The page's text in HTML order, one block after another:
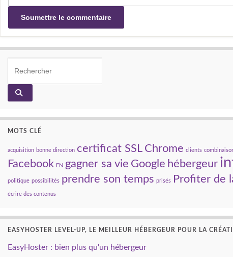
MOTS CLÉ
acquisition bonne direction certificat SSL Chrome clients
Facebook FN gagner sa vie Google hébergeur
politique possibilités prendre son temps prisés Profiter de
écrire des contenus
EASYHOSTER LEVEL-UP, LE MEILLEUR HÉBERGEUR POUR LA
EasyHoster : bien plus qu'un hébergeur